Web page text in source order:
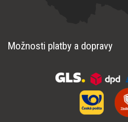
Možnosti platby a dopravy